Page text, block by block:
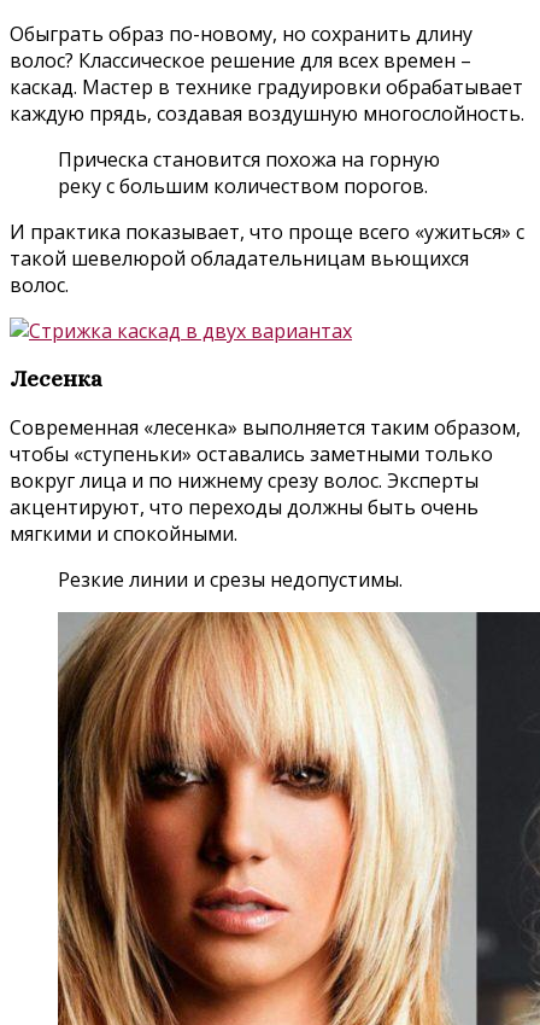
Обыграть образ по-новому, но сохранить длину
волос? Классическое решение для всех времен –
каскад. Мастер в технике градуировки обрабатывает
каждую прядь, создавая воздушную многослойность.
Прическа становится похожа на горную
реку с большим количеством порогов.
И практика показывает, что проще всего «ужиться» с
такой шевелюрой обладательницам вьющихся
волос.
Лесенка
Современная «лесенка» выполняется таким образом,
чтобы «ступеньки» оставались заметными только
вокруг лица и по нижнему срезу волос. Эксперты
акцентируют, что переходы должны быть очень
мягкими и спокойными.
Резкие линии и срезы недопустимы.